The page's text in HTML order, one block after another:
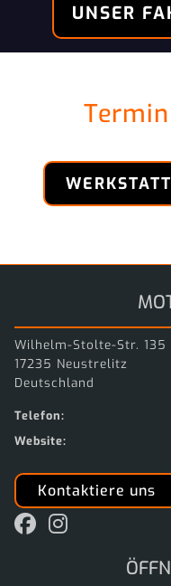
UNSER
Wilhelm-Stolte-Str. 135
17235 Neustrelitz
Deutschland
Telefon:
Website:
Kontaktiere uns